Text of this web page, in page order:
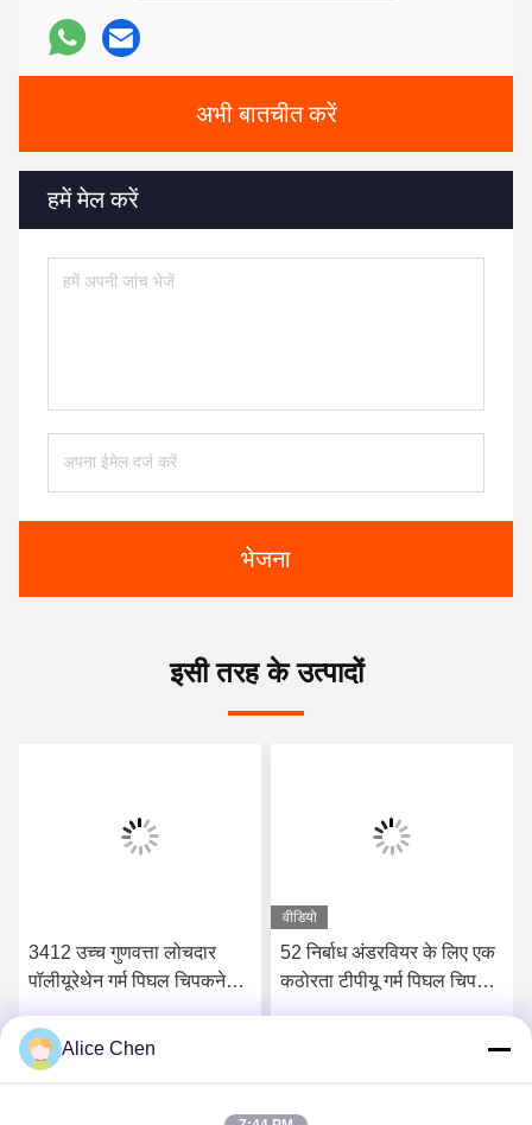
अभी बातचीत करें
हमें मेल करें
भेजना
इसी तरह के उत्पादों
3412 उच्च गुणवत्ता लोचदार
पॉलीयूरेथेन गर्म पिघल चिपकने
वीडियो
52 निर्बाध अंडरवियर के लिए एक
कठोरता टीपीयू गर्म पिघल चिपकने
Alice Chen